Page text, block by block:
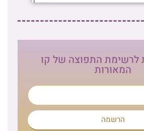
לרשימת התפוצה של קו
המאורות
הרשמה